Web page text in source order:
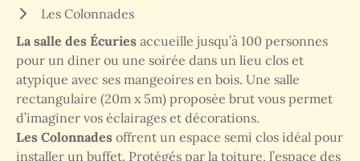
Les Colonnades
La salle des Écuries accueille jusqu’à 100 personnes
pour un diner ou une soirée dans un lieu clos et
atypique avec ses mangeoires en bois. Une salle
rectangulaire (20m x 5m) proposée brut vous permet
d’imaginer vos éclairages et décorations.
Les Colonnades offrent un espace semi clos idéal pour
installer un buffet. Protégés par la toiture, l’espace des